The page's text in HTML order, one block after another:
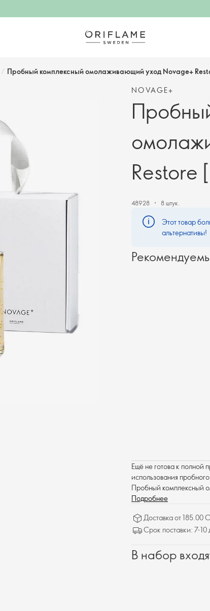
/ Пробный комплексный омолаживающий уход Novage+
NOVAGE+
Restore
48928 8 штук.
Этот товар
альтернативы!
Ещё не готова к полной
использования
Пробный комплексный
гормональному
(сыворотка и дневной
ночных крема).
Подробнее
Доставка от 185.00
Срок поставки: 7-10
В набор